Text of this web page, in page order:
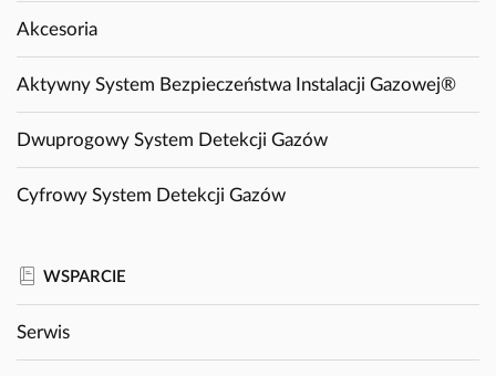
Akcesoria
Aktywny System Bezpieczeństwa Instalacji Gazowej®
Dwuprogowy System Detekcji Gazów
Cyfrowy System Detekcji Gazów
WSPARCIE
Serwis